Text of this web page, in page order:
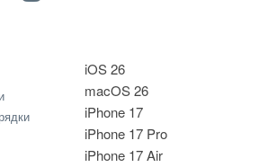
iOS 26
macOS 26
iPhone 17
iPhone 17 Pro
iPhone 17 Air